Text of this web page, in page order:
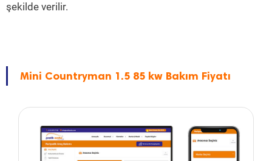
şekilde verilir.
Mini Countryman 1.5 85 kw Bakım Fiyatı